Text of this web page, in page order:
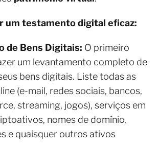
um testamento digital eficaz:
de Bens Digitais: O primeiro
um levantamento completo de
bens digitais. Liste todas as
(e-mail, redes sociais, bancos,
streaming, jogos), serviços em
nomes de domínio,
e quaisquer outros ativos